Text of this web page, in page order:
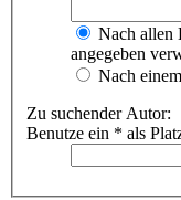
Nach allen
angegeben
Nach
Zu suchender Autor:
Benutze ein * als